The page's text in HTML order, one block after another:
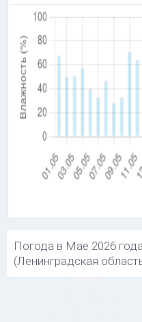
Погода в Мае 2026 года
(Ленинградская